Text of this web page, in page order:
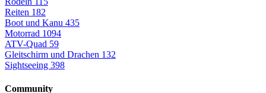
Reiten 182
Boot und Kanu 435
Motorrad 1094
ATV-Quad 59
Gleitschirm und Drachen 132
Sightseeing 398
Community